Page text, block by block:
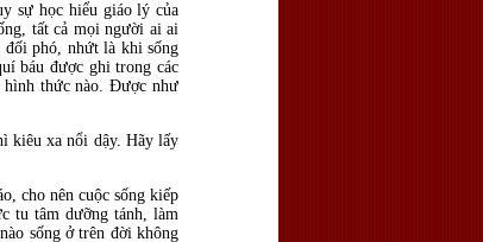
sự học hiểu giáo lý của
tất cả mọi người ai ai
đối phó, nhứt là khi sống
báu được ghi trong các
hình thức nào. Được như
kiêu xa nổi dậy. Hãy lấy
cho nên cuộc sống kiếp
tu tâm dưỡng tánh, làm
sống ở trên đời không